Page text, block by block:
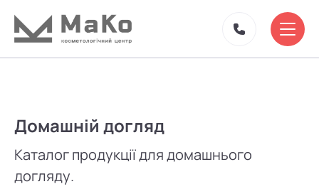
Домашній догляд
Каталог продукції для домашнього
догляду.